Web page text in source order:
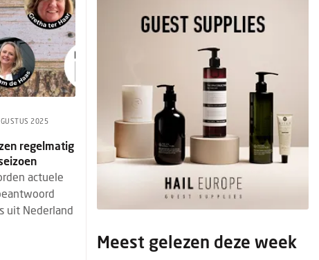
2025
regelmatig
actuele
uit Nederland
Meest gelezen deze week